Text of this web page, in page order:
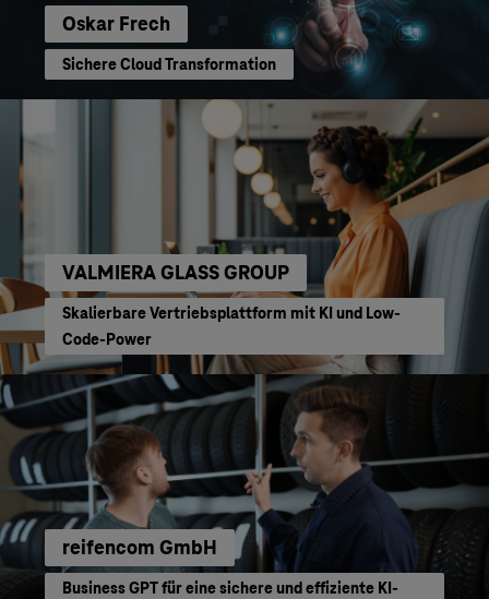
Oskar Frech
Sichere Cloud Transformation
VALMIERA GLASS GROUP
Skalierbare Vertriebsplattform mit KI und Low-
Code-Power
reifencom GmbH
Business GPT für eine sichere und effiziente KI-